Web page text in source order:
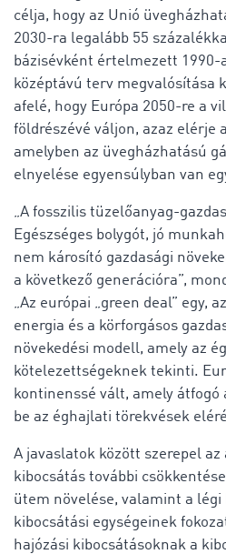
célja, hogy az Unió
2030-ra legalább 55
bázisévként értelmezett 1990-
középtávú terv megvalósítása
afelé, hogy Európa 2050-re a
földrészévé váljon, azaz elérje
amelyben az üvegházhatású
elnyelése egyensúlyban van
„A fosszilis tüzelőanyag-
Egészséges bolygót, jó
nem károsító gazdasági
a következő generációra”,
„Az európai „green deal” egy,
energia és a körforgásos
növekedési modell, amely az
kötelezettségeknek tekinti.
kontinenssé vált, amely
be az éghajlati törekvések
A javaslatok között szerepel
kibocsátás további
ütem növelése, valamint a légi
kibocsátási egységeinek
hajózási kibocsátásoknak a